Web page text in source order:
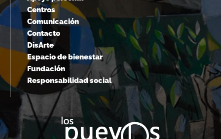
Centros
Comunicación
Contacto
DisArte
Espacio de bienestar
Fundación
Responsabilidad social